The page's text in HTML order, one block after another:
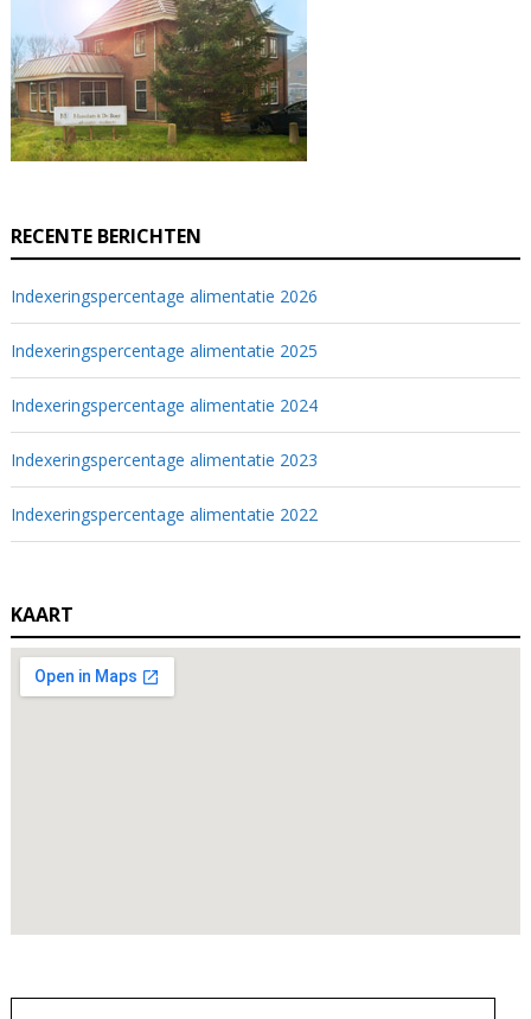
RECENTE BERICHTEN
Indexeringspercentage alimentatie 2026
Indexeringspercentage alimentatie 2025
Indexeringspercentage alimentatie 2024
Indexeringspercentage alimentatie 2023
Indexeringspercentage alimentatie 2022
KAART
naar: